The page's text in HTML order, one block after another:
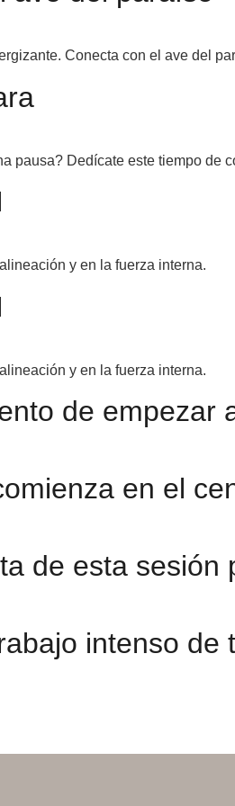
Conecta con el ave del
pausa? Dedícate este tiempo de
y en la fuerza interna.
y en la fuerza interna.
de empezar
en el
de esta
intenso de